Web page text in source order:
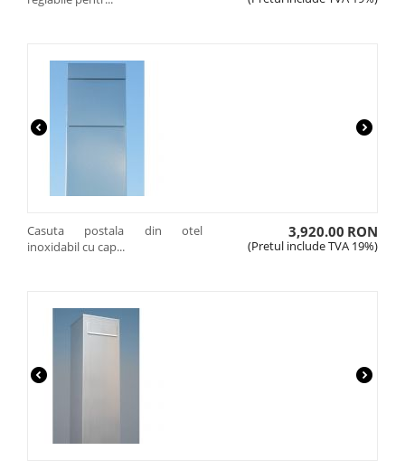
Casuta postala din otel
inoxidabil cu cap...
3,920.00 RON
(Pretul include TVA 19%)